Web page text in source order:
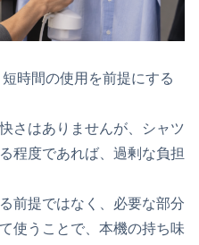
時間の使用を前提にする
さはありませんが、シャツ
程度であれば、過剰な負担
前提ではなく、必要な部分
使うことで、本機の持ち味